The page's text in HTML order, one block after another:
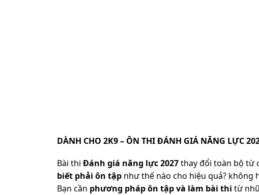
DÀNH CHO 2K9 – ÔN THI ĐÁNH GIÁ NĂNG LỰC
Bài thi Đánh giá năng lực 2027thay đổi toàn bộ từ
biết phải ôn tập như thế nào cho hiệu quả? không
Bạn cần phương pháp ôn tập và làm bài thi từ